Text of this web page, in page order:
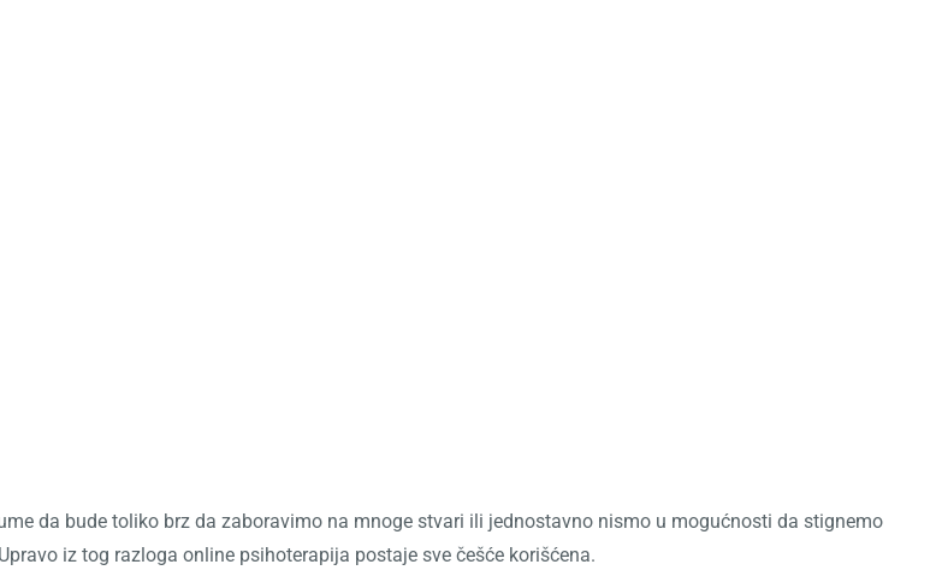
da bude toliko brz da zaboravimo na mnoge stvari ili jednostavno nismo u mogućnosti da stignemo
iz tog razloga online psihoterapija postaje sve češće korišćena.